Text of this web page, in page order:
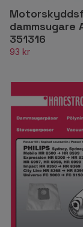
dammsugare
351316
93 kr